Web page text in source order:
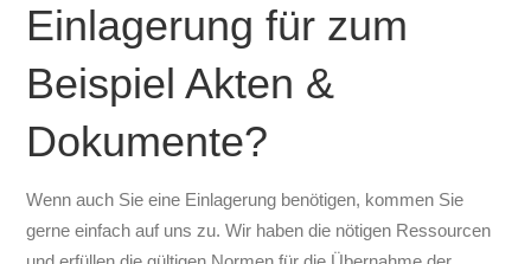
Einlagerung für zum
Beispiel Akten &
Dokumente?
Wenn auch Sie eine Einlagerung benötigen, kommen Sie
gerne einfach auf uns zu. Wir haben die nötigen Ressourcen